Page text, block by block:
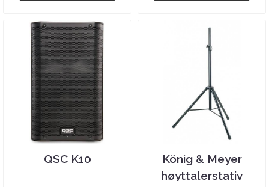
QSC K10
König & Meyer
høyttalerstativ